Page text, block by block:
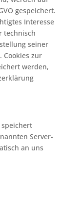
gespeichert.
Interesse
technisch
seiner
Cookies zur
werden,
Server-
an uns